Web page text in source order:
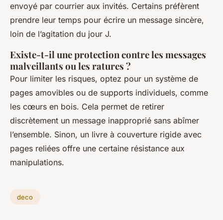
envoyé par courrier aux invités. Certains préfèrent
prendre leur temps pour écrire un message sincère,
loin de l’agitation du jour J.
Existe-t-il une protection contre les messages
malveillants ou les ratures ?
Pour limiter les risques, optez pour un système de
pages amovibles ou de supports individuels, comme
les cœurs en bois. Cela permet de retirer
discrètement un message inapproprié sans abîmer
l’ensemble. Sinon, un livre à couverture rigide avec
pages reliées offre une certaine résistance aux
manipulations.
deco